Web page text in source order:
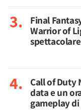
Final
Warrior of
Call of Duty
data e un
gameplay